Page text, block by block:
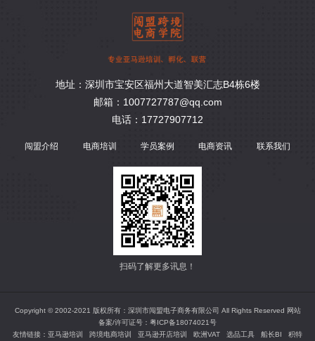
地址：深圳市宝安区福州大道智美汇志B4栋6楼
邮箱：1007727787@qq.com
电话：17727907712
闯盟介绍 电商培训 学员案例 电商资讯 联系我们
扫码了解更多讯息！
Copyright © 2002-2021 版权所有：深圳市闯盟电子商务有限公司 All Rights Reserved 网站
备案/许可证号： 粤ICP备18074021号
友情链接： 亚马逊培训 跨境电商培训 亚马逊开店培训 欧洲VAT 选品工具 船长BI 积特